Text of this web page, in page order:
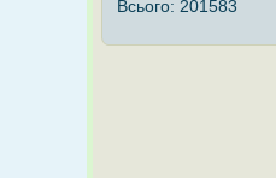
Всього: 201583